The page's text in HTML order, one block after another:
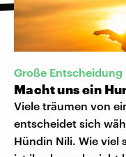
Große Entscheidung
Macht uns ein
Viele träumen von
entscheidet sich
Hündin Nili. Wie viel